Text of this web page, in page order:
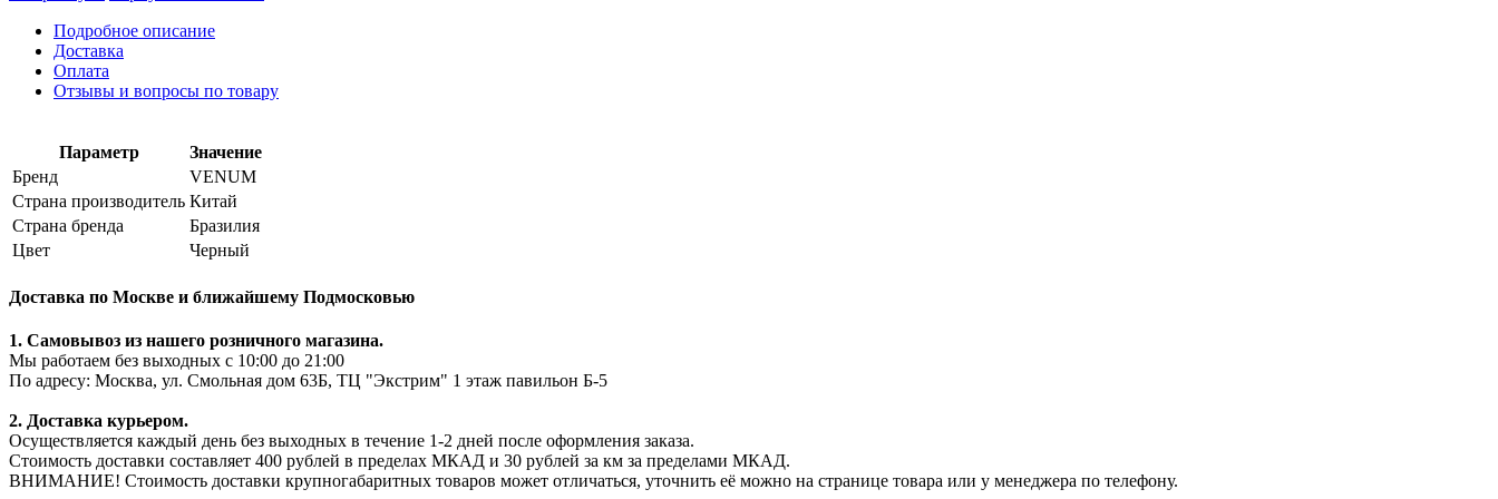
Подробное описание
Доставка
Оплата
Отзывы и вопросы по товару
Параметр
Значение
Бренд
VENUM
Страна производитель Китай
Страна бренда
Бразилия
Цвет
Черный
Доставка по Москве и ближайшему Подмосковью
1. Самовывоз из нашего розничного магазина.
Мы работаем без выходных с 10:00 до 21:00
По адресу: Москва, ул. Смольная дом 63Б, ТЦ "Экстрим" 1 этаж павильон Б-5
2. Доставка курьером.
Осуществляется каждый день без выходных в течение 1-2 дней после оформления заказа.
Стоимость доставки составляет 400 рублей в пределах МКАД и 30 рублей за км за пределами МКАД.
ВНИМАНИЕ! Стоимость доставки крупногабаритных товаров может отличаться, уточнить её можно на странице товара или у менеджера по телефону.